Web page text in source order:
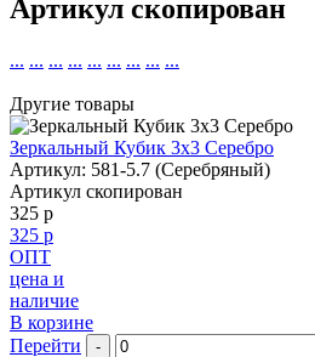
Артикул скопирован
... ... ... ... ... ... ... ... ...
Другие товары
Зеркальный Кубик 3х3 Серебро
Артикул: 581-5.7 (Серебряный)
Артикул скопирован
325 р
325 р
ОПТ
цена и
наличие
В корзине
Перейти
-